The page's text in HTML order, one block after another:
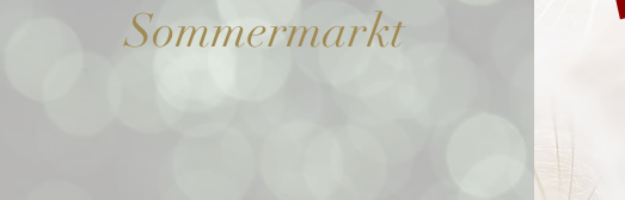
Sommermarkt